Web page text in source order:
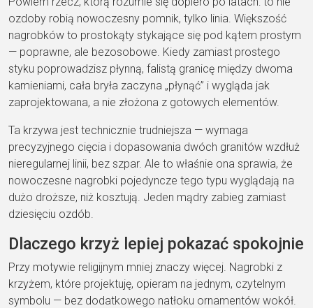
ozdoby robią nowoczesny pomnik, tylko linia. Większość
nagrobków to prostokąty stykające się pod kątem prostym
— poprawne, ale bezosobowe. Kiedy zamiast prostego
styku poprowadzisz płynną, falistą granicę między dwoma
kamieniami, cała bryła zaczyna „płynąć” i wygląda jak
zaprojektowana, a nie złożona z gotowych elementów.
Ta krzywa jest technicznie trudniejsza — wymaga
precyzyjnego cięcia i dopasowania dwóch granitów wzdłuż
nieregularnej linii, bez szpar. Ale to właśnie ona sprawia, że
nowoczesne nagrobki pojedyncze tego typu wyglądają na
dużo droższe, niż kosztują. Jeden mądry zabieg zamiast
dziesięciu ozdób.
Dlaczego krzyż lepiej pokazać spokojnie
Przy motywie religijnym mniej znaczy więcej. Nagrobki z
krzyżem, które projektuję, opieram na jednym, czytelnym
symbolu — bez dodatkowego natłoku ornamentów wokół.